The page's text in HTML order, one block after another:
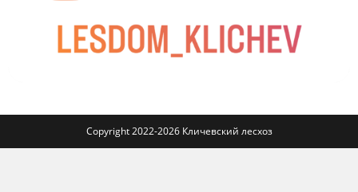
Copyright 2022-2026 Кличевский лесхоз